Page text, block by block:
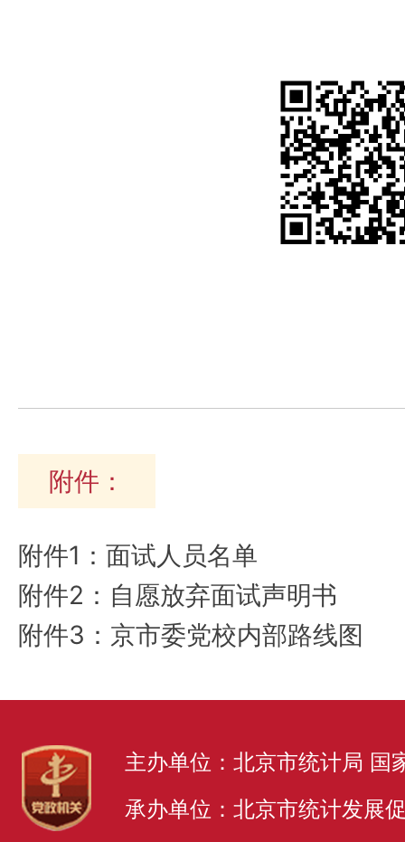
附件：
附件1：面试人员名单
附件2：自愿放弃面试声明书
附件3：京市委党校内部路线图
主办单位：北京市统计局 国
承办单位：北京市统计发展